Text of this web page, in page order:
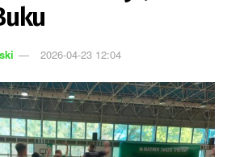
2026-04-23 12:04